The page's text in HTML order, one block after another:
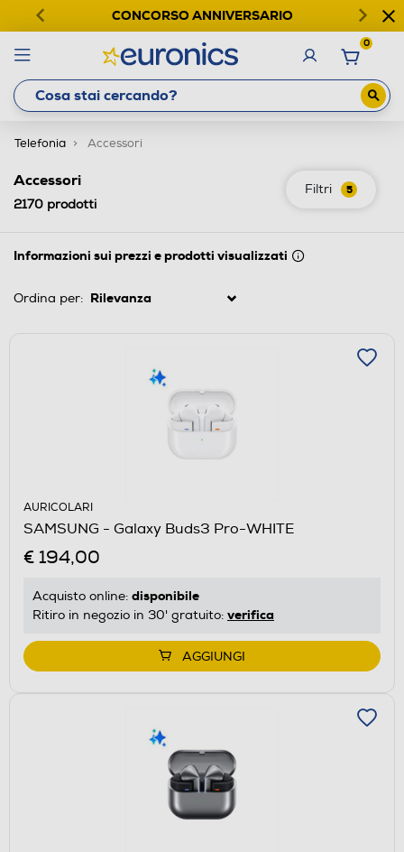
CONCORSO ANNIVERSARIO
0
Telefonia Accessori
Filtri 5
Accessori
2170 prodotti
Informazioni sui prezzi e prodotti visualizzati
Ordina per:
AURICOLARI
SAMSUNG - Galaxy Buds3 Pro-WHITE
€ 194,00
Acquisto online: disponibile
Ritiro in negozio in 30' gratuito: verifica
AGGIUNGI